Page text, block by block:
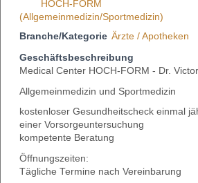
Branche/Kategorie Ärzte / Apotheken
Geschäftsbeschreibung
Medical Center HOCH-FORM - Dr.
Allgemeinmedizin und Sportmedizin
kostenloser Gesundheitscheck einmal
einer Vorsorgeuntersuchung
kompetente Beratung
Öffnungszeiten:
Tägliche Termine nach Vereinbarung